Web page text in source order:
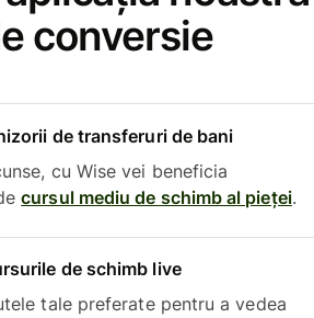
conversie
de transferuri de bani
cu Wise vei beneficia
cursul mediu de schimb al pieței.
de schimb live
tale preferate pentru a vedea